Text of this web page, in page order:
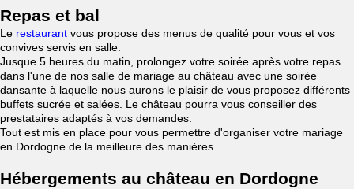
Repas et bal
Le restaurant vous propose des menus de qualité pour vous et vos
convives servis en salle.
Jusque 5 heures du matin, prolongez votre soirée après votre repas
dans l'une de nos salle de mariage au château avec une soirée
dansante à laquelle nous aurons le plaisir de vous proposez différents
buffets sucrée et salées. Le château pourra vous conseiller des
prestataires adaptés à vos demandes.
Tout est mis en place pour vous permettre d'organiser votre mariage
en Dordogne de la meilleure des manières.
Hébergements au château en Dordogne